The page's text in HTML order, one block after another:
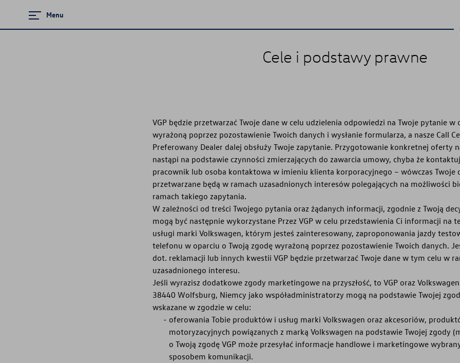
Menu
Gwarancja i ochrona
Konfigurator jazdy próbnej
Cele i podstawy prawne
VGP będzie przetwarzać Twoje dane w celu udzielenia odpowiedzi na Twoje pytanie w
wyrażoną poprzez pozostawienie Twoich danych i wysłanie formularza, a nasze Call
Preferowany Dealer dalej obsłuży Twoje zapytanie. Przygotowanie konkretnej oferty
nastąpi na podstawie czynności zmierzających do zawarcia umowy, chyba że
pracownik lub osoba kontaktowa w imieniu klienta korporacyjnego – wówczas Twoje
przetwarzane będą w ramach uzasadnionych interesów polegających na możliwości
ramach takiego zapytania.
W zależności od treści Twojego pytania oraz żądanych informacji, zgodnie z Twoją
mogą być następnie wykorzystane Przez VGP w celu przedstawienia Ci informacji na
usługi marki Volkswagen, którym jesteś zainteresowany, zaproponowania jazdy
telefonu w oparciu o Twoją zgodę wyrażoną poprzez pozostawienie Twoich danych.
dot. reklamacji lub innych kwestii VGP będzie przetwarzać Twoje dane w tym celu w
uzasadnionego interesu.
Jeśli wyrazisz dodatkowe zgody marketingowe na przyszłość, to VGP oraz
38440 Wolfsburg, Niemcy jako współadministratorzy mogą na podstawie Twojej
wskazane w zgodzie w celu:
oferowania Tobie produktów i usług marki Volkswagen oraz akcesoriów,
motoryzacyjnych powiązanych z marką Volkswagen na podstawie Twojej zgody
o Twoją zgodę VGP może przesyłać informacje handlowe i marketingowe
sposobem komunikacji.